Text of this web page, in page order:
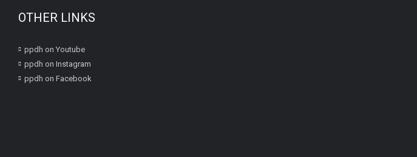
OTHER LINKS
ppdh on Youtube
ppdh on Instagram
ppdh on Facebook